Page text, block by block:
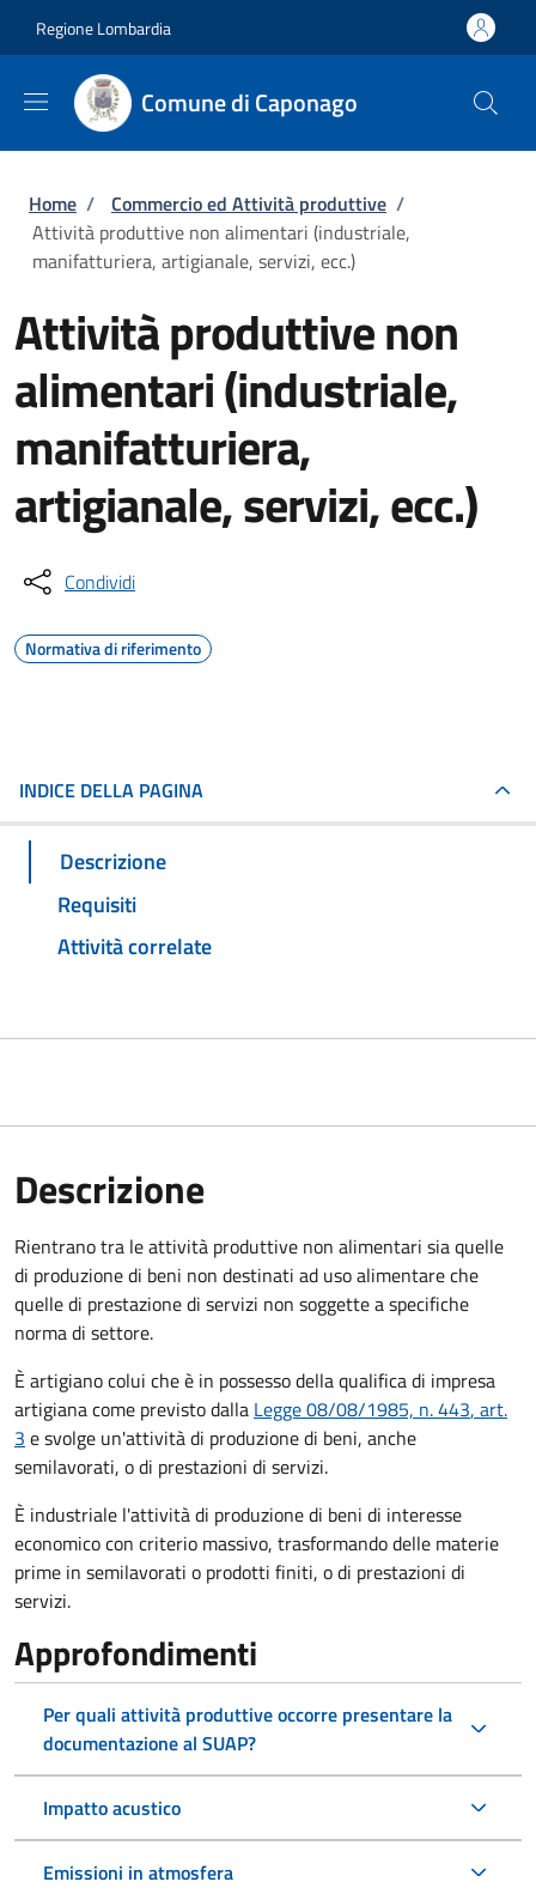
Regione Lombardia
Comune di Caponago
Briciole di pane
Home / Commercio ed Attività produttive /
Attività produttive non alimentari (industriale,
manifatturiera, artigianale, servizi, ecc.)
Attività produttive non
alimentari (industriale,
manifatturiera,
artigianale, servizi, ecc.)
Condividi
Normativa di riferimento
INDICE DELLA PAGINA
Descrizione
Requisiti
Attività correlate
Descrizione
Rientrano tra le attività produttive non alimentari sia quelle
di produzione di beni non destinati ad uso alimentare che
quelle di prestazione di servizi non soggette a specifiche
norma di settore.
È artigiano colui che è in possesso della qualifica di impresa
artigiana come previsto dalla Legge 08/08/1985, n. 443, art.
3 e svolge un'attività di produzione di beni, anche
semilavorati, o di prestazioni di servizi.
È industriale l'attività di produzione di beni di interesse
economico con criterio massivo, trasformando delle materie
prime in semilavorati o prodotti finiti, o di prestazioni di
servizi.
Approfondimenti
Per quali attività produttive occorre presentare la
documentazione al SUAP?
Impatto acustico
Emissioni in atmosfera